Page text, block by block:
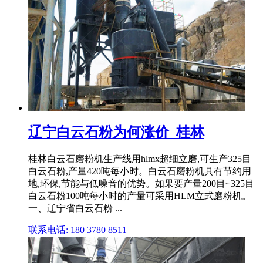
辽宁白云石粉为何涨价_桂林
桂林白云石磨粉机生产线用hlmx超细立磨,可生产325目
白云石粉,产量420吨每小时。白云石磨粉机具有节约用
地,环保,节能与低噪音的优势。如果要产量200目~325目
白云石粉100吨每小时的产量可采用HLM立式磨粉机。
一、辽宁省白云石粉 ...
联系电话: 180 3780 8511